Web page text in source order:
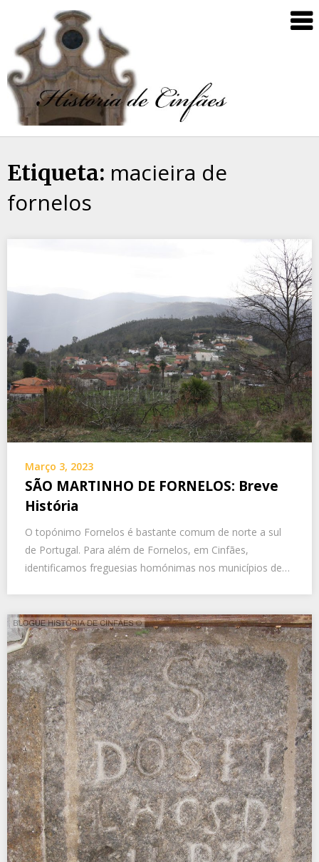
Etiqueta: macieira de
fornelos
Março 3, 2023
SÃO MARTINHO DE FORNELOS: Breve
História
O topónimo Fornelos é bastante comum de norte a sul
de Portugal. Para além de Fornelos, em Cinfães,
identificamos freguesias homónimas nos municípios de…